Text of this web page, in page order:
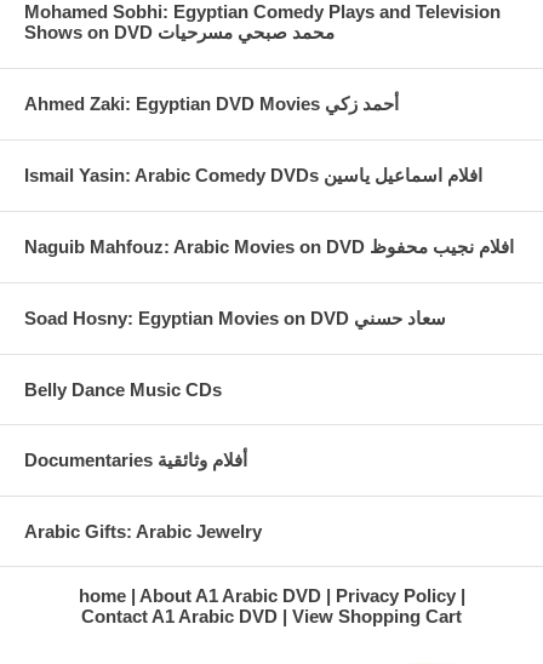
Mohamed Sobhi: Egyptian Comedy Plays and Television
Shows on DVD محمد صبحي مسرحيات
Ahmed Zaki: Egyptian DVD Movies أحمد زكي
Ismail Yasin: Arabic Comedy DVDs افلام اسماعيل ياسين
Naguib Mahfouz: Arabic Movies on DVD افلام نجيب محفوظ
Soad Hosny: Egyptian Movies on DVD سعاد حسني
Belly Dance Music CDs
Documentaries أفلام وثائقية
Arabic Gifts: Arabic Jewelry
home About A1 Arabic DVD
Privacy Policy
Contact A1 Arabic DVD
View Shopping Cart